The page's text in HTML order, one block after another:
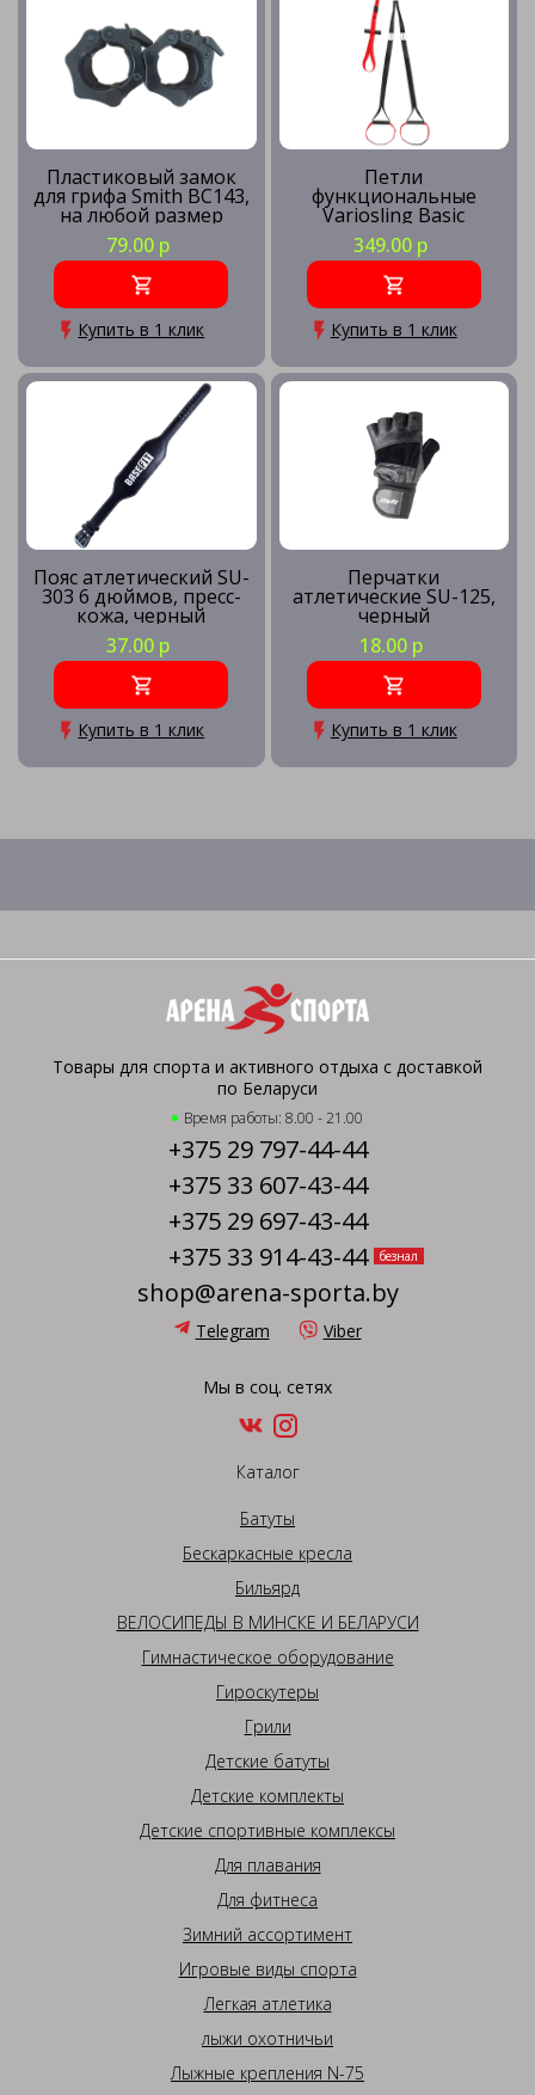
Пластиковый замок
для грифа Smith BC143,
на любой размер
(Пара)
79.00 р
Купить в 1 клик
Петли
функциональные
Variosling Basic
349.00 р
Купить в 1 клик
Пояс атлетический SU-
303 6 дюймов, пресс-
кожа, черный
37.00 р
Купить в 1 клик
Перчатки
атлетические SU-125,
черный
18.00 р
Купить в 1 клик
Товары для спорта и активного отдыха с доставкой
по Беларуси
Время работы: 8.00 - 21.00
+375 29 797-44-44
+375 33 607-43-44
+375 29 697-43-44
+375 33 914-43-44
безнал
shop@arena-sporta.by
Telegram Viber
Мы в соц. сетях
Каталог
Батуты
Бескаркасные кресла
Бильярд
ВЕЛОСИПЕДЫ В МИНСКЕ И БЕЛАРУСИ
Гимнастическое оборудование
Гироскутеры
Грили
Детские батуты
Детские комплекты
Детские спортивные комплексы
Для плавания
Для фитнеса
Зимний ассортимент
Игровые виды спорта
Легкая атлетика
лыжи охотничьи
Лыжные крепления N-75